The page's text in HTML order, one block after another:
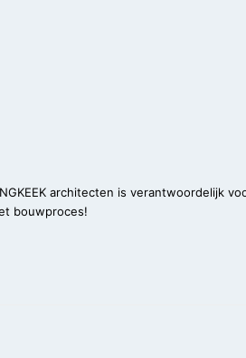
architecten is verantwoordelijk
bouwproces!